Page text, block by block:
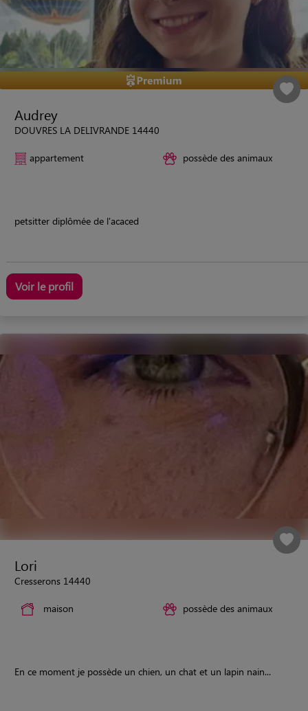
Audrey
DOUVRES LA DELIVRANDE 14440
appartement possède des animaux
petsitter diplômée de l'acaced
Voir le profil
Lori
Cresserons 14440
maison possède des animaux
En ce moment je possède un chien, un chat et un lapin nain...